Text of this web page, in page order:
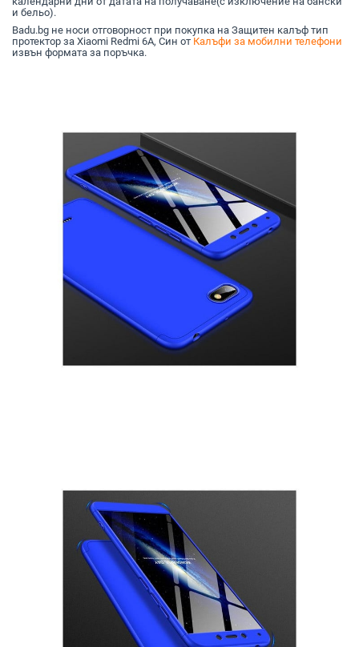
и бельо).
Badu.bg не носи отговорност при покупка на Защитен калъф тип
протектор за Xiaomi Redmi 6A, Син от Калъфи за мобилни телефони
извън формата за поръчка.